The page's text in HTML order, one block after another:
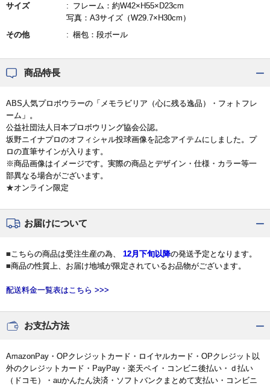
サイズ
フレーム：約W42×H55×D23cm
写真：A3サイズ（W29.7×H30cm）
その他
梱包：段ボール
商品特長
ABS人気プロボウラーの「メモラビリア（心に残る逸品）・フォトフレ
ーム」。
公益社団法人日本プロボウリング協会公認。
坂野ニイナプロのオフィシャル投球画像を記念アイテムにしました。プ
ロの直筆サインが入ります。
※商品画像はイメージです。実際の商品とデザイン・仕様・カラー等一
部異なる場合がございます。
★オンライン限定
お届けについて
■こちらの商品は受注生産の為、 12月下旬以降の発送予定となります。
■商品の性質上、お届け地域が限定されているお品物がございます。
配送料金一覧表はこちら >>>
お支払方法
AmazonPay・OPクレジットカード・ロイヤルカード・OPクレジット以
外のクレジットカード・PayPay・楽天ペイ・コンビニ後払い・ｄ払い
（ドコモ）・auかんたん決済・ソフトバンクまとめて支払い・コンビニ